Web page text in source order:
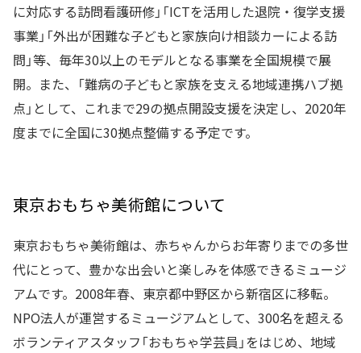
に対応する訪問看護研修」「ICTを活用した退院・復学支援
事業」「外出が困難な子どもと家族向け相談カーによる訪
問」等、毎年30以上のモデルとなる事業を全国規模で展
開。また、「難病の子どもと家族を支える地域連携ハブ拠
点」として、これまで29の拠点開設支援を決定し、2020年
度までに全国に30拠点整備する予定です。
東京おもちゃ美術館について
東京おもちゃ美術館は、赤ちゃんからお年寄りまでの多世
代にとって、豊かな出会いと楽しみを体感できるミュージ
アムです。2008年春、東京都中野区から新宿区に移転。
NPO法人が運営するミュージアムとして、300名を超える
ボランティアスタッフ「おもちゃ学芸員」をはじめ、地域